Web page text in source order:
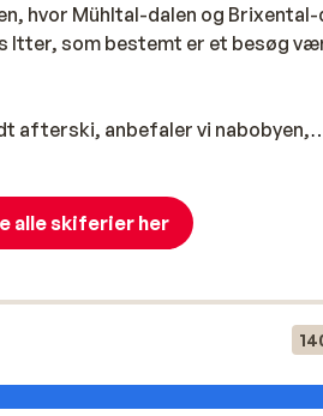
hvor Mühltal-dalen og Brixental-
Itter, som bestemt er et besøg
afterski, anbefaler vi nabobyen,
270 kilometer pister. Området er
dækker over byen Ellmau,
pister. Her kan du stå på ski i
så finder du her også cirka 150
liftsystem gør det let at
at udforske området i stedet.
alle skiferier her